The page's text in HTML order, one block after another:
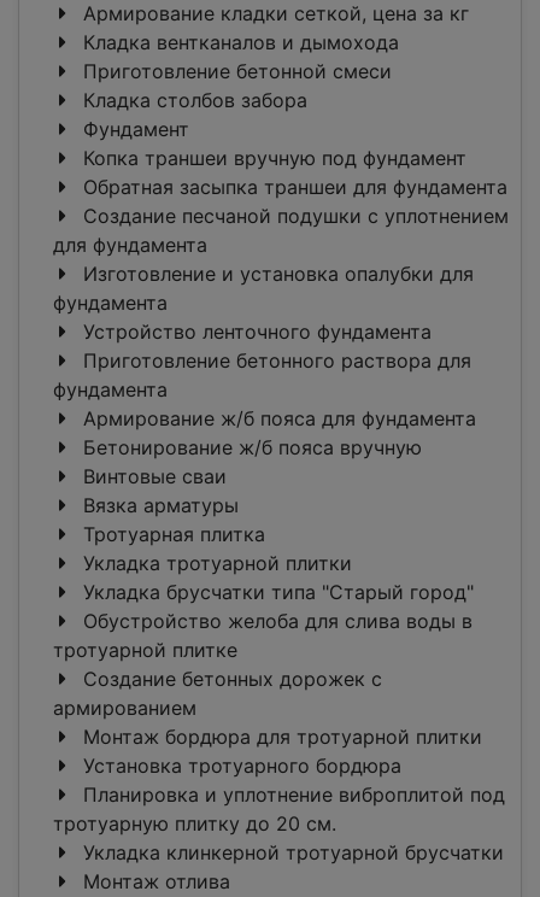
Армирование кладки сеткой, цена за кг
Кладка вентканалов и дымохода
Приготовление бетонной смеси
Кладка столбов забора
Фундамент
Копка траншеи вручную под фундамент
Обратная засыпка траншеи для фундамента
Создание песчаной подушки с уплотнением
для фундамента
Изготовление и установка опалубки для
фундамента
Устройство ленточного фундамента
Приготовление бетонного раствора для
фундамента
Армирование ж/б пояса для фундамента
Бетонирование ж/б пояса вручную
Винтовые сваи
Вязка арматуры
Тротуарная плитка
Укладка тротуарной плитки
Укладка брусчатки типа "Старый город"
Обустройство желоба для слива воды в
тротуарной плитке
Создание бетонных дорожек с
армированием
Монтаж бордюра для тротуарной плитки
Установка тротуарного бордюра
Планировка и уплотнение виброплитой под
тротуарную плитку до 20 см.
Укладка клинкерной тротуарной брусчатки
Монтаж отлива